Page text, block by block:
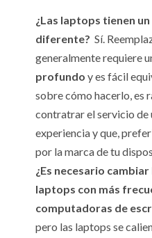
¿Las laptops tienen
diferente? Sí.
generalmente requiere
profundo y es fácil
sobre cómo hacerlo, es
contratrar el servicio de
experiencia y que,
por la marca de tu
¿Es necesario
laptops con más
computadoras de
pero las laptops se